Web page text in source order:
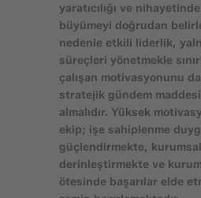
yaratıcılığı ve
büyümeyi doğrudan
nedenle etkili liderlik,
süreçleri yönetmekle
çalışan motivasyonunu
stratejik gündem
almalıdır. Yüksek
ekip; işe sahiplenme
güçlendirmekte,
derinleştirmekte ve
ötesinde başarılar elde